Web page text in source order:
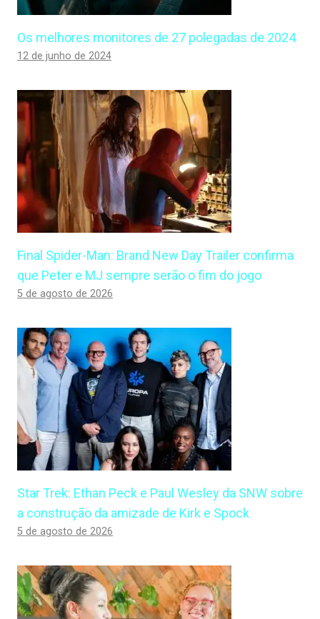
Os melhores monitores de 27 polegadas de 2024
12 de junho de 2024
Final Spider-Man: Brand New Day Trailer confirma
que Peter e MJ sempre serão o fim do jogo
5 de agosto de 2026
Star Trek: Ethan Peck e Paul Wesley da SNW sobre
a construção da amizade de Kirk e Spock
5 de agosto de 2026